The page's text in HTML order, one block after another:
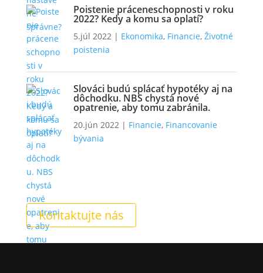
Poistenie práceneschopnosti v roku
2022? Kedy a komu sa oplatí?
5.júl 2022| Ekonomika, Financie, Životné
poistenia
Slováci budú splácať hypotéky aj na
dôchodku. NBS chystá nové
opatrenie, aby tomu zabránila.
20.jún 2022| Financie, Financovanie
bývania
Kontaktujte nás